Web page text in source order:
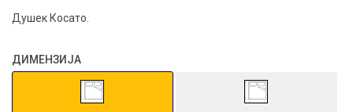
Душек Косато.
ДИМЕНЗИЈА